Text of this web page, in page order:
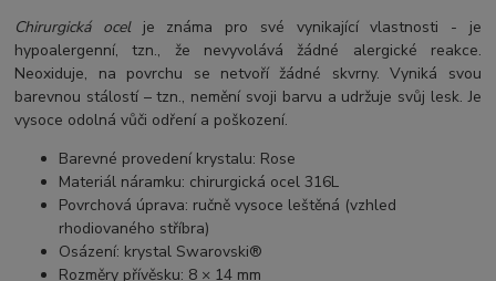
Chirurgická ocelje známa pro své vynikající vlastnosti - je
hypoalergenní, tzn., že nevyvolává žádné alergické reakce.
Neoxiduje, na povrchu se netvoří žádné skvrny. Vyniká svou
barevnou stálostí – tzn., nemění svoji barvu a udržuje svůj lesk. Je
vysoce odolná vůči odření a poškození.
Barevné provedení krystalu: Rose
Materiál náramku: chirurgická ocel 316L
Povrchová úprava: ručně vysoce leštěná (vzhled
rhodiovaného stříbra)
Osázení: krystal Swarovski®
Rozměry přívěsku: 8 × 14 mm